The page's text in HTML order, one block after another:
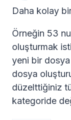
Daha kolay
Örneğin 53
oluşturmak
yeni bir
dosya
düzelttiğiniz
kategoride